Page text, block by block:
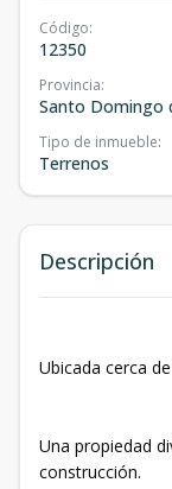
Código:
12350
Provincia:
Santo Domingo
Tipo de inmueble:
Terrenos
Descripción
Ubicada cerca
Una propiedad
construcción.